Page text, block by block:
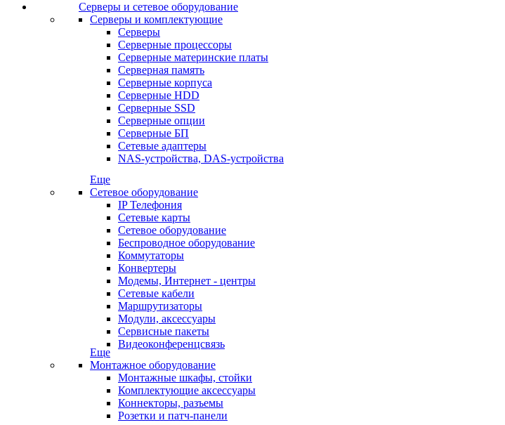
Серверы и сетевое оборудование
Серверы и комплектующие
Серверы
Серверные процессоры
Серверные материнские платы
Серверная память
Серверные корпуса
Серверные HDD
Серверные SSD
Серверные опции
Серверные БП
Сетевые адаптеры
NAS-устройства, DAS-устройства
Еще
Сетевое оборудование
IP Телефония
Сетевые карты
Сетевое оборудование
Беспроводное оборудование
Коммутаторы
Конвертеры
Модемы, Интернет - центры
Сетевые кабели
Маршрутизаторы
Модули, аксессуары
Сервисные пакеты
Видеоконференцсвязь
Еще
Монтажное оборудование
Монтажные шкафы, стойки
Комплектующие аксессуары
Коннекторы, разъемы
Розетки и патч-панели